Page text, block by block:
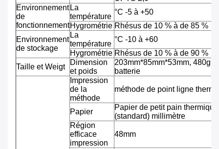
Environnement
de
fonctionnement
La
température
°C -5 à +50
Hygrométrie Rhésus de 10 % à de 85 %
Environnement
de stockage
La
température
°C -10 à +60
Hygrométrie Rhésus de 10 % à de 90 %
Taille et Weigt
Dimension
et poids
203mm*85mm*53mm, 480g
batterie
Impression
de la
méthode
méthode de point ligne
Papier
Papier de petit pain
(standard) millimètre
Région
efficace
impression
48mm